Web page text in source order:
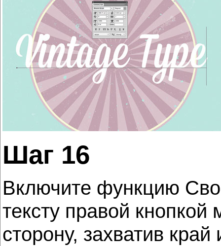
Шаг 16
Включите функцию
тексту правой
сторону, захватив